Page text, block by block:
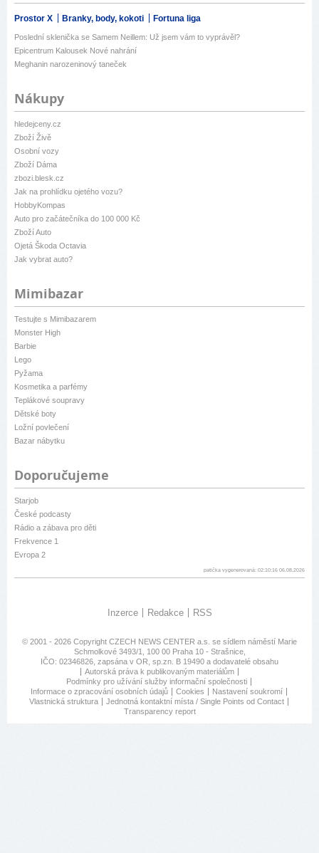
Prostor X Branky, body, kokoti Fortuna liga
Poslední sklenička se Samem Neillem: Už jsem vám to vyprávěl?
Epicentrum Kalousek Nové nahrání
Meghanin narozeninový taneček
Nákupy
hledejceny.cz
Zboží Živě
Osobní vozy
Zboží Dáma
zbozi.blesk.cz
Jak na prohlídku ojetého vozu?
HobbyKompas
Auto pro začátečníka do 100 000 Kč
Zboží Auto
Ojetá Škoda Octavia
Jak vybrat auto?
Mimibazar
Testujte s Mimibazarem
Monster High
Barbie
Lego
Pyžama
Kosmetika a parfémy
Teplákové soupravy
Dětské boty
Ložní povlečení
Bazar nábytku
Doporučujeme
Starjob
České podcasty
Rádio a zábava pro děti
Frekvence 1
Evropa 2
patička vygenerovaná: 02:10:16 06.08.2026
Inzerce Redakce RSS
© 2001 - 2026 Copyright CZECH NEWS CENTER a.s. se sídlem náměstí Marie
Schmolkové 3493/1, 100 00 Praha 10 - Strašnice,
IČO: 02346826, zapsána v OR, sp.zn. B 19490 a dodavatelé obsahu
Autorská práva k publikovaným materiálům
Podmínky pro užívání služby informační společnosti
Informace o zpracování osobních údajů
Cookies
Nastavení soukromí
Vlastnická struktura
Jednotná kontaktní místa / Single Points od Contact
Transparency report